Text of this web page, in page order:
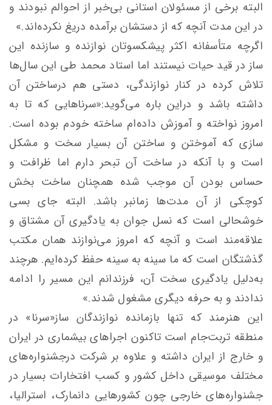
البته برخی از مسئولان استانی بی‌خبر از احوالم نبودند و
در این مدت آنچه که از دستشان برآمده دریغ نکرده‌اند.»
اگرچه متأسفانه اکثر پیشکسوتان نوازنده و سازنده این
ساز در قید حیات نیستند اما استاد محمد طی این سال‌ها
تلاش کرده در کنار نوازندگی، دستی هم درساختن آن
داشته باشد و دراین باره می‌گوید:«سرناهایی که تا به
امروز نواخته و آموزش داده‌ام ساخته خودم بوده است.
سازی که آموختن و ساختن آن بسیار سخت و مشکل
است و با آنکه در ساخت آن تبحر دارم اما ظرافت و
حساس بودن آن موجب شده همچنان ساخت بخش
کوچکی از آن مدت‌ها زمانبر باشد. البته جای بسی
خوشحالی است که نسل جوان به یادگیری آن مشتاق و
علاقه‌مند است و آنچه که امروز می‌نوازند همان مکتب
گذشتگان است که ما سینه به سینه حفظ کرده‌ایم. هرچند
به‌دلیل یادگیری سخت آن، فرزندانم این مسیر را ادامه
ندادند و به‌ حرفه دیگری مشغول شدند.»
این هنرمند که تنها بازمانده نوازندگان ساز«سرنا» در
منطقه تربت‌جام است تاکنون اجراهای بیشماری در ایران
و خارج از ایران داشته و علاوه بر شرکت درجشنواره‌های
مختلف موسیقی داخل کشور و کسب افتخارات بسیار در
جشنواره‌های خارجی چون کشور‌هایی دانمارک، استرالیا،